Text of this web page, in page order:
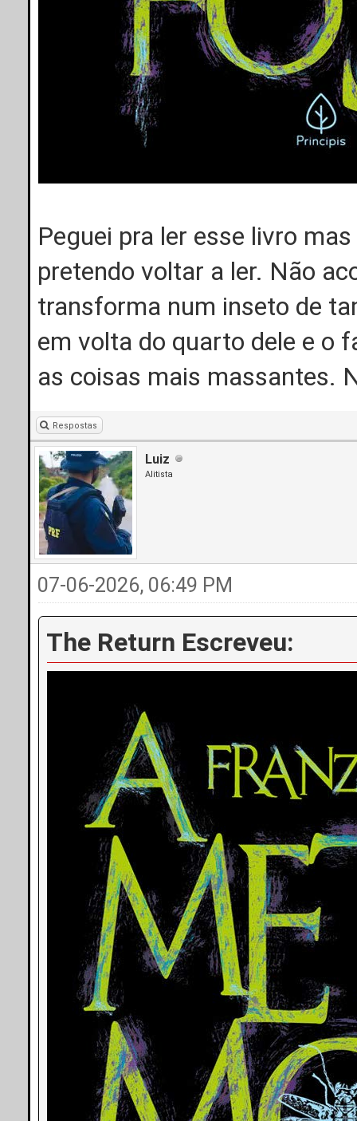
Peguei pra ler esse livro
pretendo voltar a ler. Não
transforma num inseto de
em volta do quarto dele e o
as coisas mais massantes.
Respostas
Luiz
Alitista
07-06-2026, 06:49 PM
The Return Escreveu: